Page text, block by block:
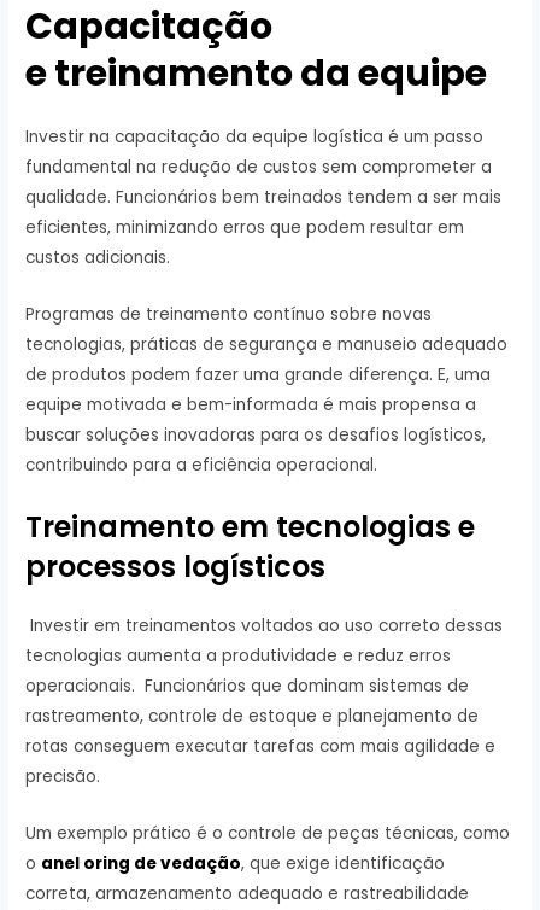
Capacitação
e treinamento da equipe
Investir na capacitação da equipe logística é um passo
fundamental na redução de custos sem comprometer a
qualidade. Funcionários bem treinados tendem a ser mais
eficientes, minimizando erros que podem resultar em
custos adicionais.
Programas de treinamento contínuo sobre novas
tecnologias, práticas de segurança e manuseio adequado
de produtos podem fazer uma grande diferença. E, uma
equipe motivada e bem-informada é mais propensa a
buscar soluções inovadoras para os desafios logísticos,
contribuindo para a eficiência operacional.
Treinamento em tecnologias e
processos logísticos
Investir em treinamentos voltados ao uso correto dessas
tecnologias aumenta a produtividade e reduz erros
operacionais. Funcionários que dominam sistemas de
rastreamento, controle de estoque e planejamento de
rotas conseguem executar tarefas com mais agilidade e
precisão.
Um exemplo prático é o controle de peças técnicas, como
o anel oring de vedação, que exige identificação
correta, armazenamento adequado e rastreabilidade